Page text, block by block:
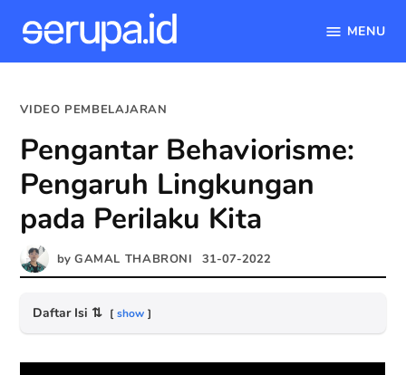
MENU
POSTED
VIDEO PEMBELAJARAN
Pengantar Behaviorisme:
Pengaruh Lingkungan
pada Perilaku Kita
by GAMAL THABRONI 31-07-2022
Daftar Isi ⇅ show